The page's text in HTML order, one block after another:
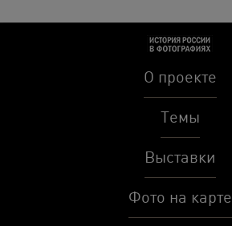
О проекте
Темы
Выставки
Фото на карте